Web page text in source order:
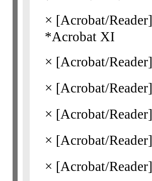
× [Acrobat/Reader]
*Acrobat XI
× [Acrobat/Reader]
× [Acrobat/Reader]
× [Acrobat/Reader]
× [Acrobat/Reader]
× [Acrobat/Reader]